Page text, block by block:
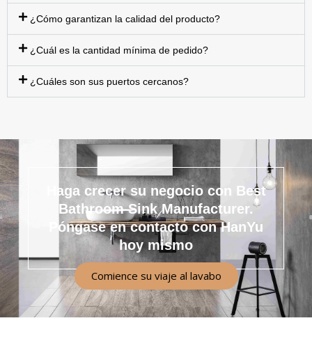
¿Cómo garantizan la calidad del producto?
¿Cuál es la cantidad mínima de pedido?
¿Cuáles son sus puertos cercanos?
Haga crecer su negocio con Best
Bathroom Sink Manufacturer.
Póngase en contacto con HanYu
hoy mismo
Comience su viaje al lavabo